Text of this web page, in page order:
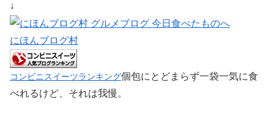
↓
にほんブログ村
コンビニスイーツランキング個包にとどまらず一袋一気に食
べれるけど、それは我慢。